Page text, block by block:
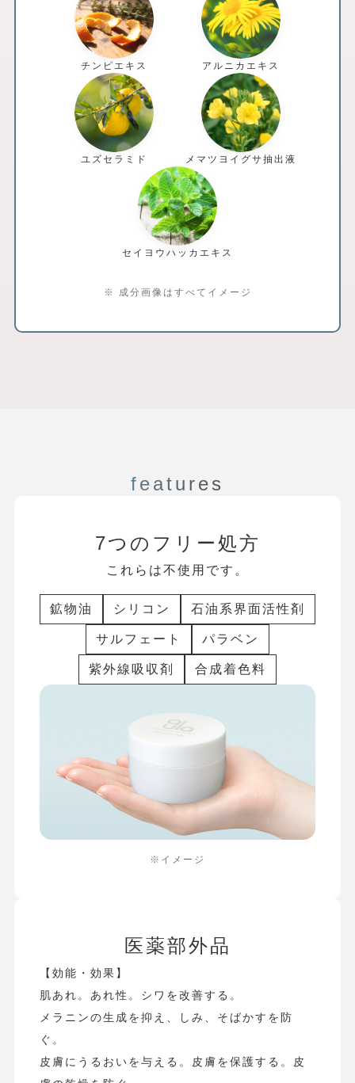
チンピエキス アルニカエキス
ユズセラミド メマツヨイグサ抽出液
セイヨウハッカエキス
※ 成分画像はすべてイメージ
features
7つのフリー処方
これらは不使用です。
鉱物油 シリコン ⽯油系界面活性剤
サルフェート パラベン
紫外線吸収剤 合成着⾊料
※イメージ
医薬部外品
【効能・効果】
肌あれ。あれ性。シワを改善する。
メラニンの生成を抑え、しみ、そばかすを防
ぐ。
皮膚にうるおいを与える。皮膚を保護する。皮